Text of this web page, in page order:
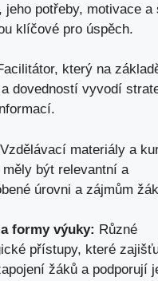
jeho potřeby, motivace a
klíčové pro úspěch.
který na
dovedností vyvodí
Vzdělávací materiály a
měly být relevantní a
úrovni a zájmům
formy výuky: Různé
přístupy, které
žáků a podporují